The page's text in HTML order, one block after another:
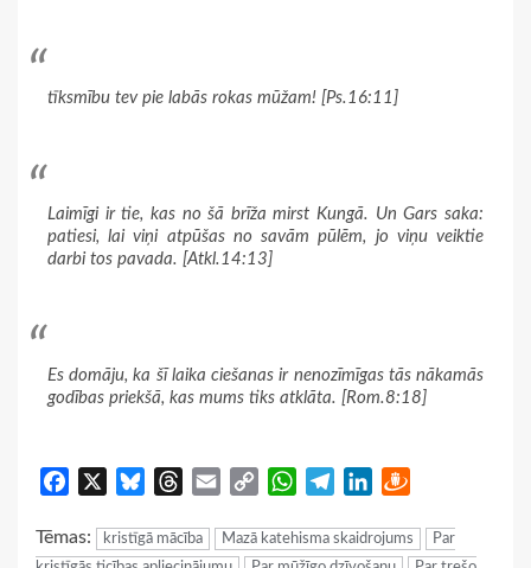
tīksmību tev pie labās rokas mūžam! [Ps.16:11]
Laimīgi ir tie, kas no šā brīža mirst Kungā. Un Gars saka:
patiesi, lai viņi atpūšas no savām pūlēm, jo viņu veiktie
darbi tos pavada. [Atkl.14:13]
Es domāju, ka šī laika ciešanas ir nenozīmīgas tās nākamās
godības priekšā, kas mums tiks atklāta. [Rom.8:18]
Facebook BlueskyThreads
Email
Copy
WhatsApp
TelegramLinkedIn
Tēmas: kristīgā mācība Mazā katehisma skaidrojums
Par